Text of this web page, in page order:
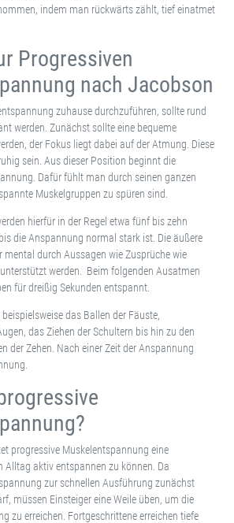
indem man rückwärts zählt, tief einatmet
Progressiven
nach Jacobson
zuhause durchzuführen, sollte rund
werden. Zunächst sollte eine bequeme
der Fokus liegt dabei auf der Atmung. Diese
sein. Aus dieser Position beginnt die
Dafür fühlt man durch seinen ganzen
Muskelgruppen zu spüren sind.
hierfür in der Regel etwa fünf bis zehn
die Anspannung normal stark ist. Die äußere
durch Aussagen wie Zusprüche wie
unterstützt werden. Beim folgenden Ausatmen
für dreißig Sekunden entspannt.
das Ballen der Fäuste,
das Ziehen der Schultern bis hin zu den
der Zehen. Nach einer Zeit der Anspannung
progressive Muskelentspannung eine
Alltag aktiv entspannen zu können. Da
zur schnellen Ausführung zunächst
müssen Einsteiger eine Weile üben, um die
zu erreichen. Fortgeschrittene erreichen tiefe